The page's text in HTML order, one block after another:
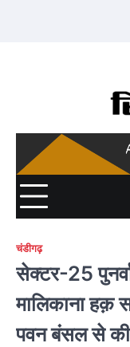
चंडीगढ़
सेक्टर-25
मालिकाना हक़
पवन बंसल से